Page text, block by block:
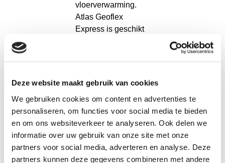
Deze website maakt gebruik van cookies
We gebruiken cookies om content en advertenties te
personaliseren, om functies voor social media te bieden
en om ons websiteverkeer te analyseren. Ook delen we
informatie over uw gebruik van onze site met onze
partners voor social media, adverteren en analyse. Deze
partners kunnen deze gegevens combineren met andere
vloerverwarming.
Atlas Geoflex
Express is geschikt
Atlas
Geoflex
Ultra
Als je op zoek bent
naar een tegellijm